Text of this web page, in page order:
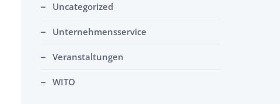
Uncategorized
Unternehmensservice
Veranstaltungen
WITO